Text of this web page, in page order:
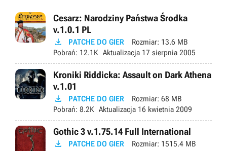
Cesarz: Narodziny Państwa Środka
v.1.0.1 PL
 PATCHE DO GIER Rozmiar: 13.6 MB
Pobrań: 12.1K Aktualizacja 17 sierpnia 2005
Kroniki Riddicka: Assault on Dark Athena
v.1.01
 PATCHE DO GIER Rozmiar: 68 MB
Pobrań: 8.2K Aktualizacja 16 kwietnia 2009
Gothic 3 v.1.75.14 Full International
 PATCHE DO GIER Rozmiar: 1515.4 MB